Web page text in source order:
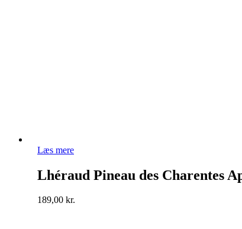
Læs mere
Lhéraud Pineau des Charentes
189,00 kr.